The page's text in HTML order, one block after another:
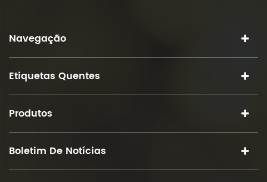
Navegação
Etiquetas Quentes
Produtos
Boletim De Notícias